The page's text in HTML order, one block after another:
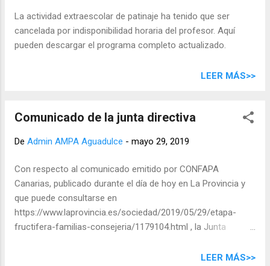
La actividad extraescolar de patinaje ha tenido que ser
cancelada por indisponibilidad horaria del profesor. Aquí
pueden descargar el programa completo actualizado.
LEER MÁS>>
Comunicado de la junta directiva
De Admin AMPA Aguadulce - mayo 29, 2019
Con respecto al comunicado emitido por CONFAPA
Canarias, publicado durante el día de hoy en La Provincia y
que puede consultarse en
https://www.laprovincia.es/sociedad/2019/05/29/etapa-
fructifera-familias-consejeria/1179104.html , la Junta
siguiente: Que en ningún momento CONFAPA Canarias (a la
LEER MÁS>>